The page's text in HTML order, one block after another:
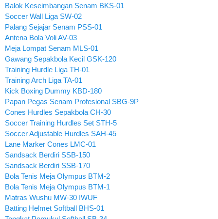
Balok Keseimbangan Senam BKS-01
Soccer Wall Liga SW-02
Palang Sejajar Senam PSS-01
Antena Bola Voli AV-03
Meja Lompat Senam MLS-01
Gawang Sepakbola Kecil GSK-120
Training Hurdle Liga TH-01
Training Arch Liga TA-01
Kick Boxing Dummy KBD-180
Papan Pegas Senam Profesional SBG-9P
Cones Hurdles Sepakbola CH-30
Soccer Training Hurdles Set STH-5
Soccer Adjustable Hurdles SAH-45
Lane Marker Cones LMC-01
Sandsack Berdiri SSB-150
Sandsack Berdiri SSB-170
Bola Tenis Meja Olympus BTM-2
Bola Tenis Meja Olympus BTM-1
Matras Wushu MW-30 IWUF
Batting Helmet Softball BHS-01